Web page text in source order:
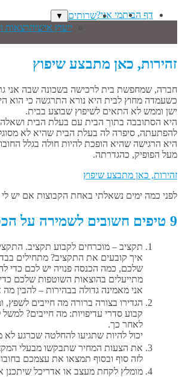
דף הביתמי אני?שרותים ▼
ייעוץ אישיהרצאות
זהירות, כאן מתבצע שיפוץ
חברה, שמחפשת בית לרכישה בשכונה שבה אני
כשעמדה מחוץ לבית היא נורא התרגשה כי הוא
ישן וממש לא התאים לשיפוץ שבוצע בבית.
היא הסתובבה בתוך הבית עם בעלת הבית
להפתעתה, סיפרה לה בעלת הבית שהיא לא
היא הרגישה שהיא הופכת להיות חולה בגלל
מעל הפופיק, כהגדרתה.
לפני כמה ימים נשאלתי באחת הקבוצות אם יש
9 טיפים חשובים לשמירה על הכסף שלכם כשאתם משפצים את הבית
תקציב – מוכרחים לקבוע תקציב. התקציב יכלול 15% לכל חריגה מהתכנית (כי
איך קובעים את התקציב? מתחילים
שלכם, כמה הכנסה פנויה יש לכם כדי
מתייעלים בהוצאות השוטפות שלכם
אני מאמינה גדולה בבהירות – להבין
הגדירו בצורה ברורה מה חייבים
קבוע סדרי עדיפויות: מה חייבים?
לאחר כך.
יכול להיות שתגיעו להחלטה שכרגע
את הצעות המחיר שתבקשו מבעלי
לזה סוף ובסוף תמצאו את עצמכם
מומלץ לקחת מעצב או אדריכל שיתכנן